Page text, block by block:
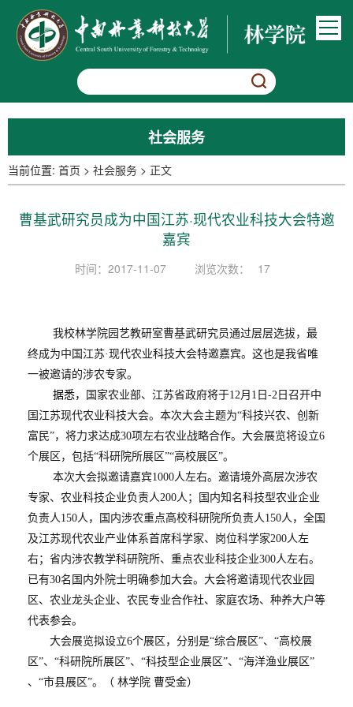
社会服务
当前位置: 首页 > 社会服务 > 正文
曹基武研究员成为中国江苏·现代农业科技大会特邀
嘉宾
时间：2017-11-07 浏览次数： 17
我校林学院园艺教研室曹基武研究员通过层层选拔，最
终成为中国江苏·现代农业科技大会特邀嘉宾。这也是我省唯
一被邀请的涉农专家。
据悉，
国家农业部、江苏省政府将于12 月 1 日 -2 日召开中
国江苏现代农业科技大会。本次大会主题为“科技兴农、创新
富民”，将力求达成30项左右农业战略合作。大会展览将设立6
个展区，包括“科研院所展区”“高校展区”。
本次大会拟邀请嘉宾1000人左右。邀请境外高层次涉农
专家、农业科技企业负责人 200人；国内知名科技型农业企业
负责人 150人，国内涉农重点高校科研院所负责人 150人，全国
及江苏现代农业产业体系首席科学家、岗位科学家200人左
右；省内涉农教学科研院所、重点农业科技企业300人左右。
已有30名国内外院士明确参加大会。大会将邀请现代农业园
区、农业龙头企业、农民专业合作社、家庭农场、种养大户等
代表参会。
大会展览拟设立6个展区，分别是“综合展区”、“高校展
区”、“科研院所展区”、“科技型企业展区”、“海洋渔业展区”
、“市县展区”。（ 林学院 曹受金）